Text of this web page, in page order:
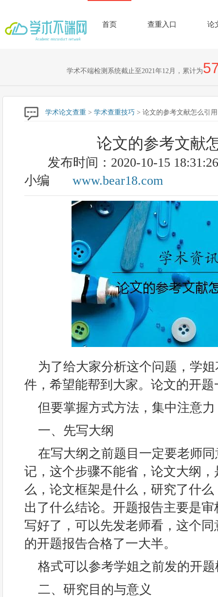
首页 查重入口 论
学术不端检测系统截止至2021年12月，累计为
学术论文查重 > 学术查重技巧 > 论文的参考文献怎么引用
论文的参考文献
发布时间：2020-10-15 18:31:26
小编
www.bear18.com
为了给大家分析这个问题，学
件，希望能帮到大家。论文的开
但要掌握方式方法，集中注意
一、先写大纲
在写大纲之前题目一定要老师
记，这个步骤不能省，论文大纲
么，论文框架是什么，研究了什
出了什么结论。开题报告主要是
写好了，可以先发老师看，这个
的开题报告合格了一大半。
格式可以参考学姐之前发的开
二、研究目的与意义